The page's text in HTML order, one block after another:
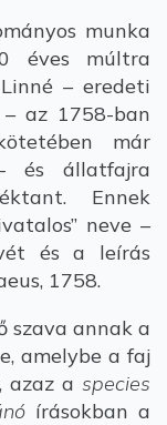
munka
éves múltra
– eredeti
az 1758-ban
már
és állatfajra
Ennek
neve –
és a leírás
1758.
szava annak a
amelybe a faj
azaz aspecies
írásokban a